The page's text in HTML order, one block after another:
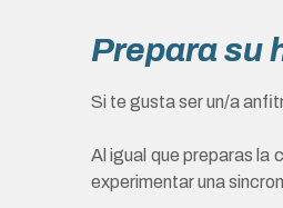
Prepara su
Si te gusta ser un/a
Al igual que preparas la
experimentar una